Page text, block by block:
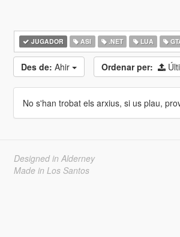
JUGADOR ASI .NET LUA
Des de: Ahir Ordenar per:
No s'han trobat els arxius, si us plau,
Designed in Alderney
Made in Los Santos